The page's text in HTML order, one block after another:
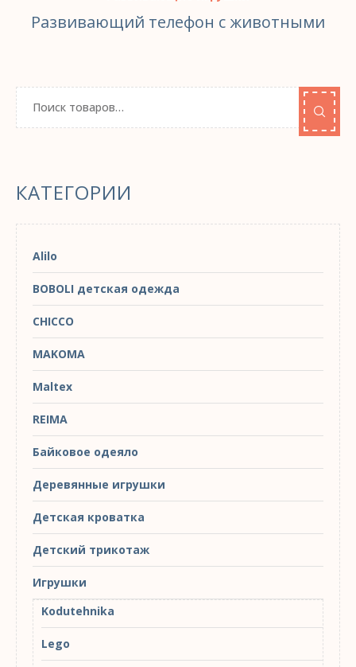
Развивающий телефон с животными
КАТЕГОРИИ
Alilo
BOBOLI детская одежда
CHICCO
MAKOMA
Maltex
REIMA
Байковое одеяло
Деревянные игрушки
Детская кроватка
Детский трикотаж
Игрушки
Kodutehnika
Lego